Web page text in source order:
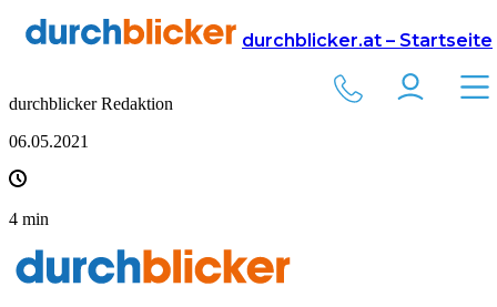
durchblicker.at – Startseite
Presse
durchblicker Redaktion
06.05.2021
4 min